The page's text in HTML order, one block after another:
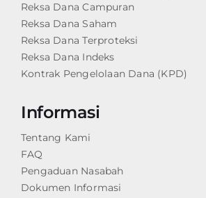
Reksa Dana Campuran
Reksa Dana Saham
Reksa Dana Terproteksi
Reksa Dana Indeks
Kontrak Pengelolaan Dana (KPD)
Informasi
Tentang Kami
FAQ
Pengaduan Nasabah
Dokumen Informasi